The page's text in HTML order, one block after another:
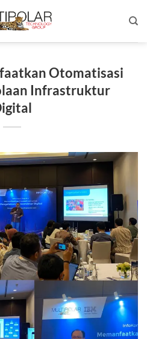
Otomatisasi
Infrastruktur